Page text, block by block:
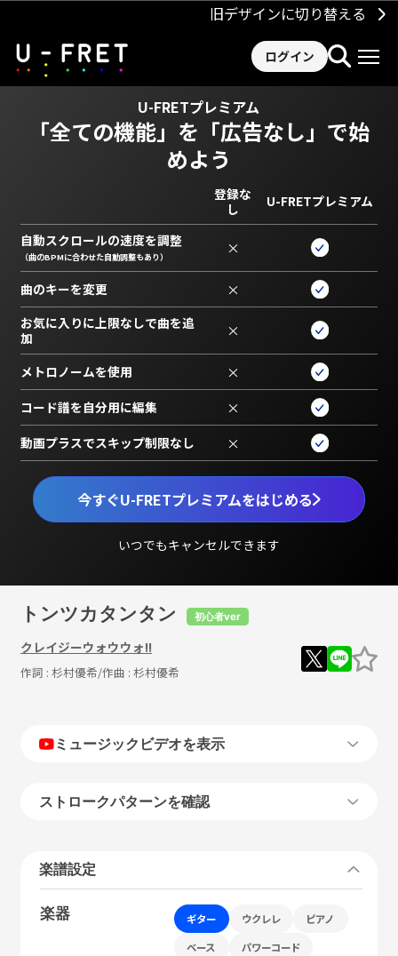
旧デザインに切り替える
ログイン
U-FRETプレミアム
「全ての機能」を 「広告なし」で始
めよう
今すぐU-FRETプレミアムをはじめる
いつでもキャンセルできます
登録な
し
U-FRETプレミアム
自動スクロールの速度を調整
（曲のBPMに合わせた自動調整もあり） ×
曲のキーを変更 ×
お気に入りに上限なしで曲を追
加
×
メトロノームを使用 ×
コード譜を自分用に編集 ×
動画プラスでスキップ制限なし ×
トンツカタンタン 初心者ver
クレイジーウォウウォ!!
作詞 : 杉村優希/作曲 : 杉村優希
ミュージックビデオを表示
ストロークパターンを確認
楽譜設定
楽器 ギター ウクレレ ピアノ
ベース パワーコード